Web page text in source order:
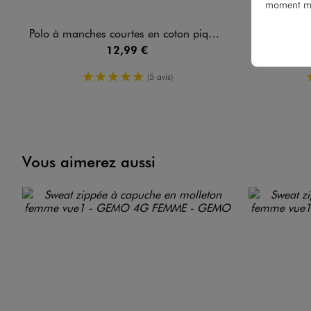
Polo à manches courtes en coton piqué femme
12,99 €
5/5 de moyenne
(5 avis)
Débardeur
Vous aimerez aussi
moment